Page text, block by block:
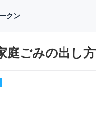
クン
庭ごみの出し方